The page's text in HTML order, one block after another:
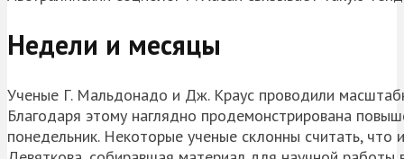
Недели и месяцы
Ученые Г. Мальдонадо и Дж. Краус проводили
Благодаря этому наглядно продемонстрирована
понедельник. Некоторые ученые склонны считать,